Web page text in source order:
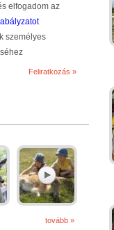
elfogadom az
személyes
tovább »